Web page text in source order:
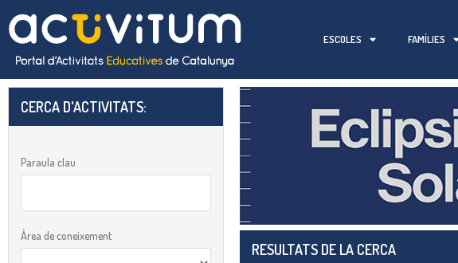
ESCOLES FAMÍLIES
CERCA D'ACTIVITATS:​
Paraula clau
Àrea de coneixement
RESULTATS DE LA CERCA